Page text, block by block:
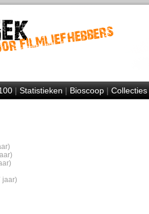
|Statistieken|Bioscoop|Collecties
jaar)